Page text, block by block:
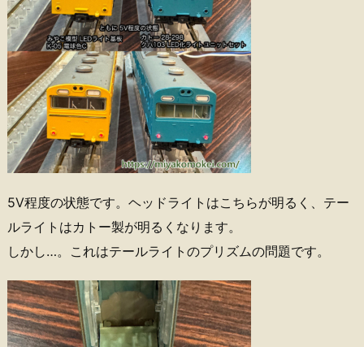
5V程度の状態です。ヘッドライトはこちらが明るく、テー
ルライトはカトー製が明るくなります。
しかし…。これはテールライトのプリズムの問題です。